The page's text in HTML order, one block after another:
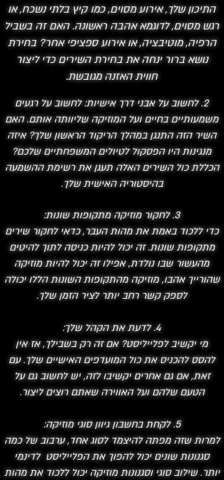
התיכון שלך, אירוע מסוים, כמו קיץ בלתי נשכח, או
רגש מסוים, לדוגמא אהבה ראשונה. האם זה בשביל
הרפיה, מוטיבציה, או אירוע ספציפי אחר? בחירת
נושא ברור ינחה את בחירת השירים כדי ליצור
חווית האזנה מגובשת.
2. לחשוב על אבני דרך אישיות: לחשוב על רגעים
משמעותיים בחיים ועל המוזיקה שליוותה אותם. האם
השיר הזה התנגן במהלך הריקוד הראשון שלך? איזה
מנגינות היו הפסקול לטיולים המשפחתיים שלכם?
הכללת כול השירים האלה תעגן את רשימת ההשמעה
בהיסטוריה האישית שלך.
3. לחקור מוזיקה מתקופות שונות:
כדי ללכוד באמת את מהות העבר, כדאי לחקור שירים
מתקופות שונות. זה יכול להיות כניסה לתוך להיטים
מהעשור שבו נולדת, אפילו זה יכול להיות מוזיקה
שהורייך אהבו, מוזיקה מהתקופות השונות הללו יכולה
לספק קשר רחב יותר לציר הזמן שלך.
4. לדעת את הקהל שלך:
מי יקשיב לפלייליסט? אם זה רק בשבילך, אז אין
להסס להכניס את כול המועדפים האישיים שלך. עם
זאת, אם גם אחרים יקשיבו לזה, יש לחשוב גם על
הטעם שלהם ועל האווירה שאתם רוצים ליצור.
5. לקחת בחשבון
גיוון סוגי מוזיקה:
למרות שזה מפתה להיצמד לסוג אחד, ערבוב של כמה
סגנונות שונים יכול להפוך את הפלייליסט לדינמי
יותר. שילוב סוגי וסגנונות מוזיקה יכול ללכוד את מהות